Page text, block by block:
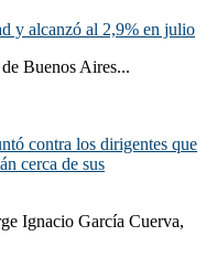
y alcanzó al 2,9% en julio
Buenos Aires...
contra los dirigentes que
cerca de sus
Ignacio García Cuerva,